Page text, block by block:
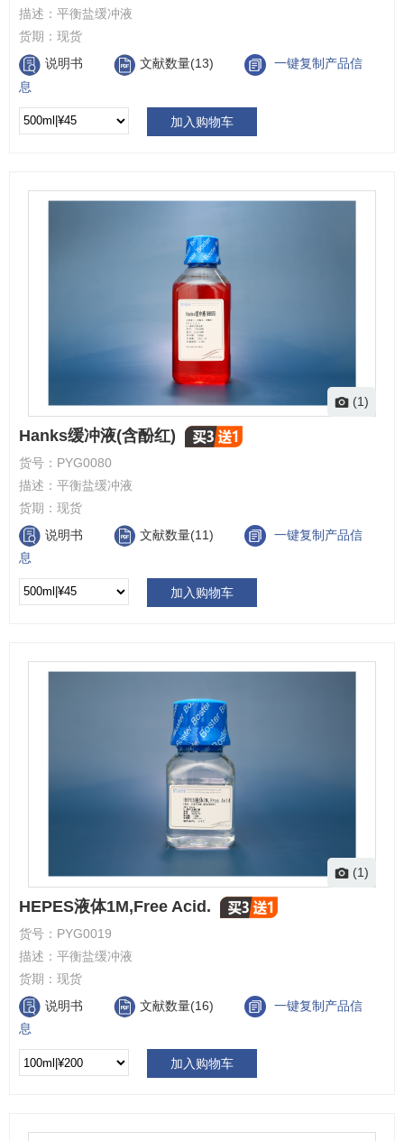
描述： 平衡盐缓冲液
货期： 现货
说明书
文献数量(13)
一键复制产品信
息
加入购物车
(1)
Hanks缓冲液(含酚红)
货号： PYG0080
描述： 平衡盐缓冲液
货期： 现货
说明书
文献数量(11)
一键复制产品信
息
加入购物车
(1)
HEPES液体1M,Free Acid.
货号： PYG0019
描述： 平衡盐缓冲液
货期： 现货
说明书
文献数量(16)
一键复制产品信
息
加入购物车